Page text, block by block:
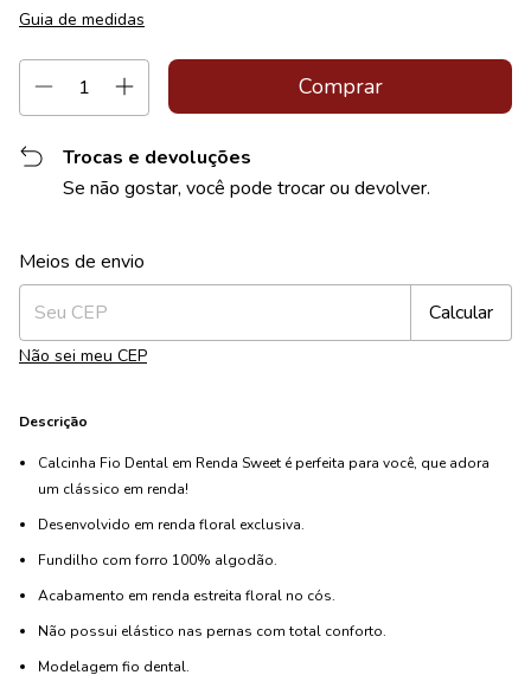
Guia de medidas
Trocas e devoluções
Se não gostar, você pode trocar ou devolver.
Entregas para o CEP:
Meios de envio
Calcular
Não sei meu CEP
Descrição
Calcinha Fio Dental em Renda Sweet é perfeita para você, que adora
um clássico em renda!
Desenvolvido em renda floral exclusiva.
Fundilho com forro 100% algodão.
Acabamento em renda estreita floral no cós.
Não possui elástico nas pernas com total conforto.
Modelagem fio dental.